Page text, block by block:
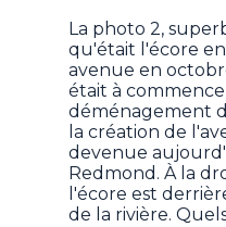
La photo 2,
qu'était l'écore
avenue en
était à
déménagement
la création de
devenue
Redmond. À la
l'écore est
de la rivière.